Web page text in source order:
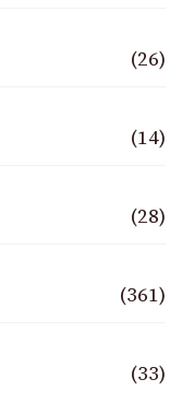
(26)
(14)
(28)
(361)
(33)